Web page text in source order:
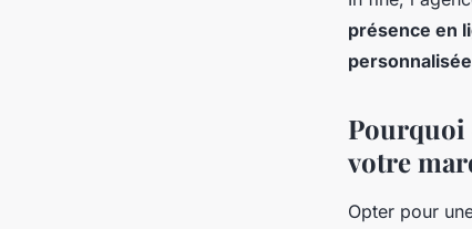
présence en
Pourquoi
votre
Opter pour